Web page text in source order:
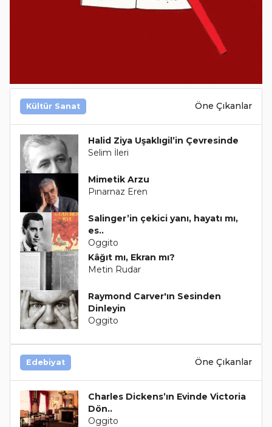
Kültür Sanat Öne Çıkanlar
Halid Ziya Uşaklıgil’in Çevresinde
Selim İleri
Mimetik Arzu
Pınarnaz Eren
Salinger’in çekici yanı, hayatı mı,
es..
Oggito
Kâğıt mı, Ekran mı?
Metin Rudar
Raymond Carver'ın Sesinden
Dinleyin
Oggito
Edebiyat Öne Çıkanlar
Charles Dickens’ın Evinde Victoria
Dön..
Oggito